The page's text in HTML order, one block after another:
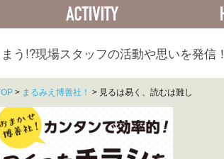
う!?現場スタッフの活動や思いを発信！
> まるみえ博善社！ > 見るは易く、読むは難し